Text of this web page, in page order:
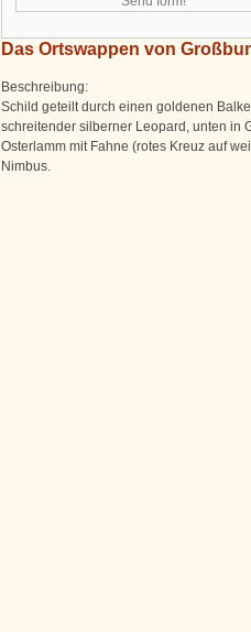
Das Ortswappen von
Beschreibung:
Schild geteilt durch einen goldenen
schreitender silberner Leopard, unten in
Osterlamm mit Fahne (rotes Kreuz auf
Nimbus.